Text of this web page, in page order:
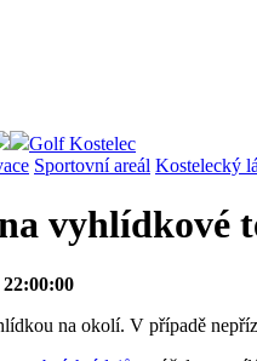
Golf Kostelec
Sportovní areál Kostelecký
vyhlídkové
22:00:00
na okolí. V případě